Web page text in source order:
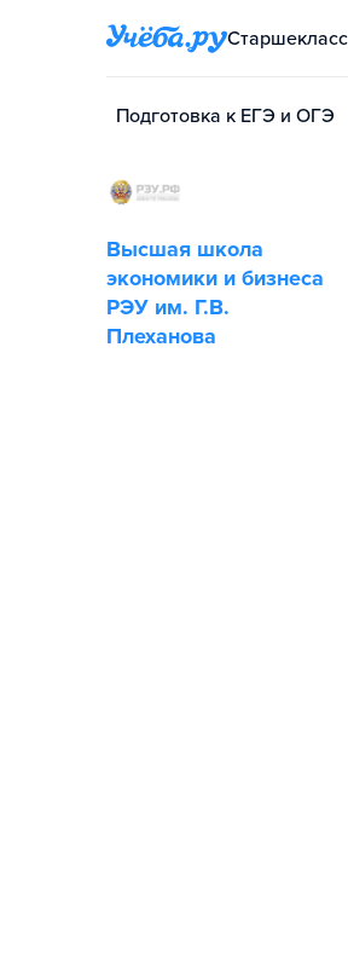
Подготовка к ЕГЭ и ОГЭ
Высшая школа
экономики и бизнеса
РЭУ им. Г.В.
Плеханова